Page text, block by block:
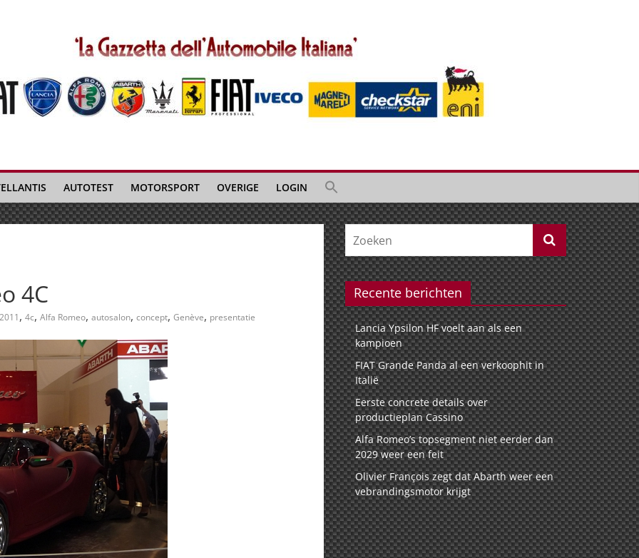
AUTOTEST MOTORSPORT OVERIGE LOGIN
4C
2011, 4c, Alfa Romeo, autosalon, concept, Genève, presentatie
Recente berichten
Lancia Ypsilon HF voelt aan als een
kampioen
FIAT Grande Panda al een verkoophit in
Italië
Eerste concrete details over
productieplan Cassino
Alfa Romeo’s topsegment niet eerder dan
2029 weer een feit
Olivier François zegt dat Abarth weer een
vebrandingsmotor krijgt